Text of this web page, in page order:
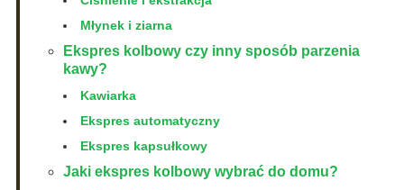
Młynek i ziarna
Ekspres kolbowy czy inny sposób parzenia
kawy?
Kawiarka
Ekspres automatyczny
Ekspres kapsułkowy
Jaki ekspres kolbowy wybrać do domu?